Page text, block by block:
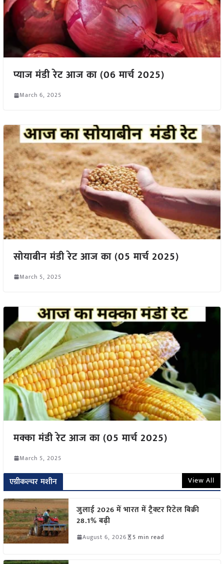
प्याज मंडी रेट आज का (06 मार्च 2025)
March 6, 2025
सोयाबीन मंडी रेट आज का (05 मार्च 2025)
March 5, 2025
मक्का मंडी रेट आज का (05 मार्च 2025)
March 5, 2025
एग्रीकल्चर मशीन View All
जुलाई 2026 में भारत में ट्रैक्टर रिटेल बिक्री
28.1% बढ़ी
August 6, 2026 5 min read